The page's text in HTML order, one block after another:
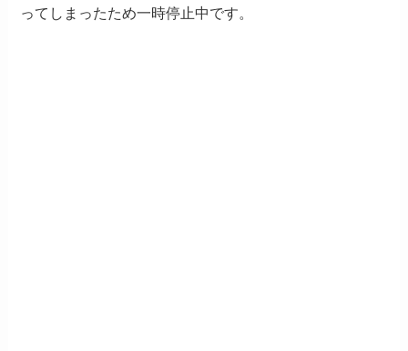
ってしまったため一時停止中です。